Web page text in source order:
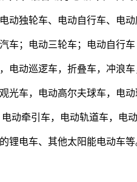
动独轮车、电动自行车、电
车；电动三轮车；电动自行
电动巡逻车，折叠车，冲浪
光车，电动高尔夫球车，电
动牵引车，电动轨道车，电
锂电车、其他太阳能电动车